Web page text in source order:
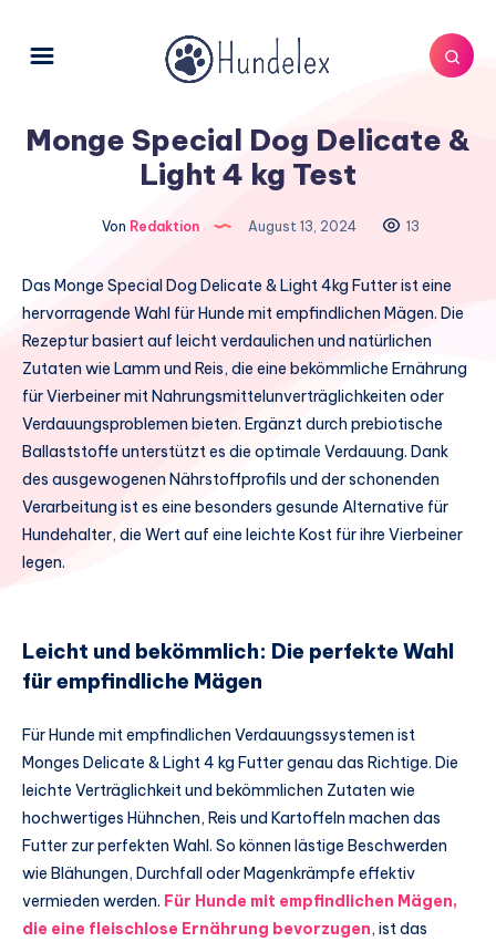
Monge Special Dog Delicate &
Light 4 kg Test
Von Redaktion August 13, 2024 13
Das Monge Special Dog Delicate & Light 4kg Futter ist eine
hervorragende Wahl für Hunde mit empfindlichen Mägen. Die
Rezeptur basiert auf leicht verdaulichen und natürlichen
Zutaten wie Lamm und Reis, die eine bekömmliche Ernährung
für Vierbeiner mit Nahrungsmittelunverträglichkeiten oder
Verdauungsproblemen bieten. Ergänzt durch prebiotische
Ballaststoffe unterstützt es die optimale Verdauung. Dank
des ausgewogenen Nährstoffprofils und der schonenden
Verarbeitung ist es eine besonders gesunde Alternative für
Hundehalter, die Wert auf eine leichte Kost für ihre Vierbeiner
legen.
Leicht und bekömmlich: Die perfekte Wahl
für empfindliche Mägen
Für Hunde mit empfindlichen Verdauungssystemen ist
Monges Delicate & Light 4 kg Futter genau das Richtige. Die
leichte Verträglichkeit und bekömmlichen Zutaten wie
hochwertiges Hühnchen, Reis und Kartoffeln machen das
Futter zur perfekten Wahl. So können lästige Beschwerden
wie Blähungen, Durchfall oder Magenkrämpfe effektiv
vermieden werden. Für Hunde mit empfindlichen Mägen,
die eine fleischlose Ernährung bevorzugen, ist das